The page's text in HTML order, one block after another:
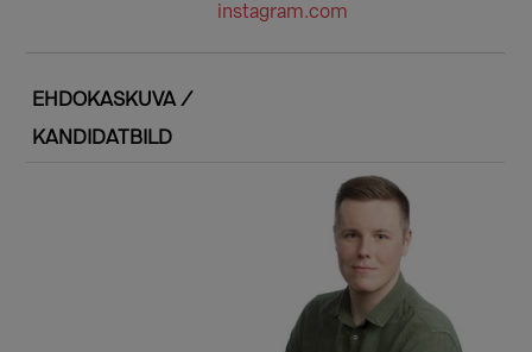
instagram.com
EHDOKASKUVA /
KANDIDATBILD